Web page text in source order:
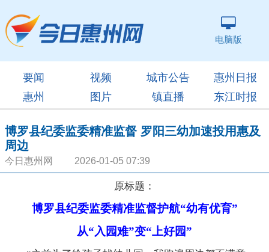
电脑版
要闻 视频 城市公告
惠州日报
惠州
图片 镇直播 东江时报
博罗县纪委监委精准监督 罗阳三幼加速投用惠及
周边
今日惠州网 2026-01-05 07:39
原标题：
博罗县纪委监委精准监督护航“幼有优育”
从“入园难”变“上好园”